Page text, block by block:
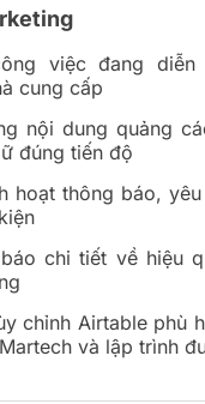
việc đang
cung cấp
nội dung quảng
đúng tiến độ
hoạt thông báo,
chi tiết về hiệu
chỉnh Airtable phù
và lập trình